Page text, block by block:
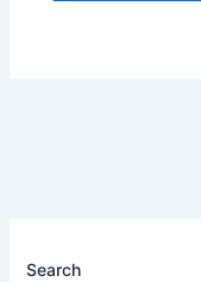
Search